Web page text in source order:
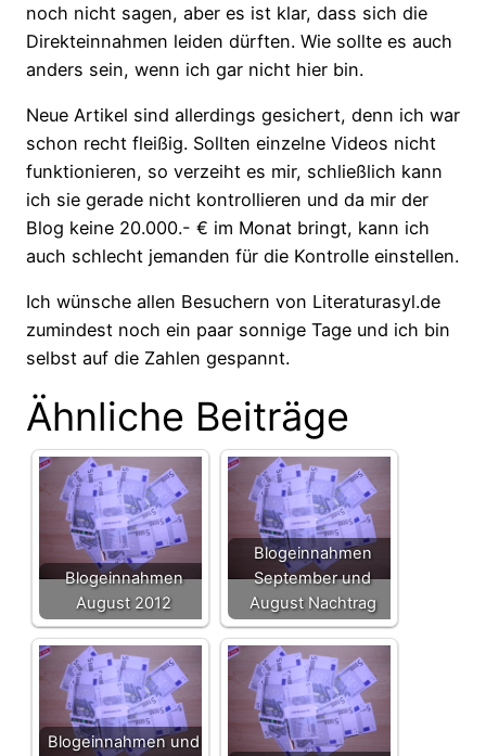
noch nicht sagen, aber es ist klar, dass sich die
Direkteinnahmen leiden dürften. Wie sollte es auch
anders sein, wenn ich gar nicht hier bin.
Neue Artikel sind allerdings gesichert, denn ich war
schon recht fleißig. Sollten einzelne Videos nicht
funktionieren, so verzeiht es mir, schließlich kann
ich sie gerade nicht kontrollieren und da mir der
Blog keine 20.000.- € im Monat bringt, kann ich
auch schlecht jemanden für die Kontrolle einstellen.
Ich wünsche allen Besuchern von Literaturasyl.de
zumindest noch ein paar sonnige Tage und ich bin
selbst auf die Zahlen gespannt.
Ähnliche Beiträge
Blogeinnahmen
August 2012
Blogeinnahmen
September und
August Nachtrag
Blogeinnahmen und